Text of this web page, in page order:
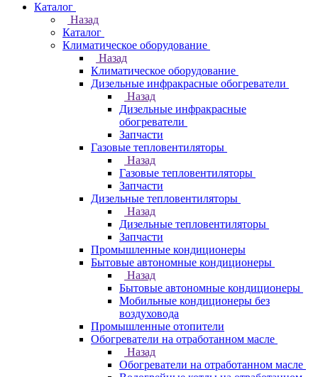
Каталог
Назад
Каталог
Климатическое оборудование
Назад
Климатическое оборудование
Дизельные инфракрасные обогреватели
Назад
Дизельные инфракрасные
обогреватели
Запчасти
Газовые тепловентиляторы
Назад
Газовые тепловентиляторы
Запчасти
Дизельные тепловентиляторы
Назад
Дизельные тепловентиляторы
Запчасти
Промышленные кондиционеры
Бытовые автономные кондиционеры
Назад
Бытовые автономные кондиционеры
Мобильные кондиционеры без
воздуховода
Промышленные отопители
Обогреватели на отработанном масле
Назад
Обогреватели на отработанном масле